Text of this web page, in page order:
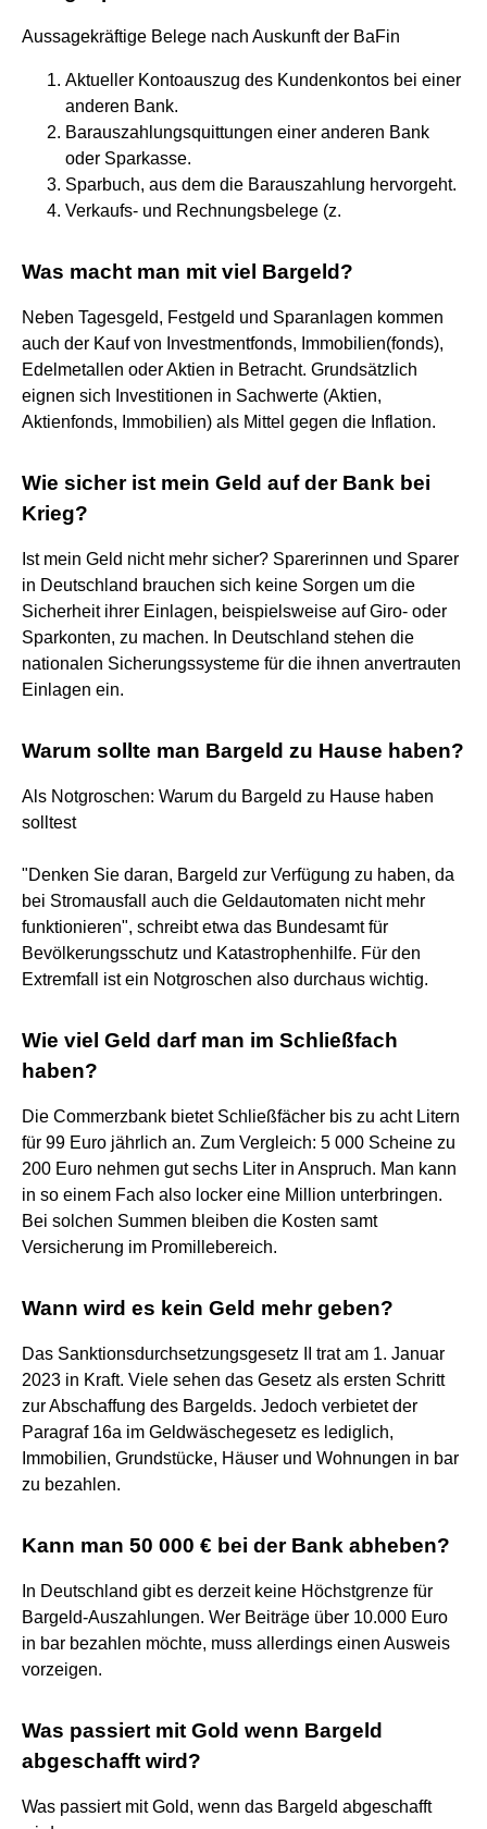
Aussagekräftige Belege nach Auskunft der BaFin
Aktueller Kontoauszug des Kundenkontos bei einer
anderen Bank.
Barauszahlungsquittungen einer anderen Bank
oder Sparkasse.
Sparbuch, aus dem die Barauszahlung hervorgeht.
Verkaufs- und Rechnungsbelege (z.
Was macht man mit viel Bargeld?
Neben Tagesgeld, Festgeld und Sparanlagen kommen
auch der Kauf von Investmentfonds, Immobilien(fonds),
Edelmetallen oder Aktien in Betracht. Grundsätzlich
eignen sich Investitionen in Sachwerte (Aktien,
Aktienfonds, Immobilien) als Mittel gegen die Inflation.
Wie sicher ist mein Geld auf der Bank bei
Krieg?
Ist mein Geld nicht mehr sicher? Sparerinnen und Sparer
in Deutschland brauchen sich keine Sorgen um die
Sicherheit ihrer Einlagen, beispielsweise auf Giro- oder
Sparkonten, zu machen. In Deutschland stehen die
nationalen Sicherungssysteme für die ihnen anvertrauten
Einlagen ein.
Warum sollte man Bargeld zu Hause haben?
Als Notgroschen: Warum du Bargeld zu Hause haben
solltest
"Denken Sie daran, Bargeld zur Verfügung zu haben, da
bei Stromausfall auch die Geldautomaten nicht mehr
funktionieren", schreibt etwa das Bundesamt für
Bevölkerungsschutz und Katastrophenhilfe. Für den
Extremfall ist ein Notgroschen also durchaus wichtig.
Wie viel Geld darf man im Schließfach
haben?
Die Commerzbank bietet Schließfächer bis zu acht Litern
für 99 Euro jährlich an. Zum Vergleich: 5 000 Scheine zu
200 Euro nehmen gut sechs Liter in Anspruch. Man kann
in so einem Fach also locker eine Million unterbringen.
Bei solchen Summen bleiben die Kosten samt
Versicherung im Promillebereich.
Wann wird es kein Geld mehr geben?
Das Sanktionsdurchsetzungsgesetz II trat am 1. Januar
2023 in Kraft. Viele sehen das Gesetz als ersten Schritt
zur Abschaffung des Bargelds. Jedoch verbietet der
Paragraf 16a im Geldwäschegesetz es lediglich,
Immobilien, Grundstücke, Häuser und Wohnungen in bar
zu bezahlen.
Kann man 50 000 € bei der Bank abheben?
In Deutschland gibt es derzeit keine Höchstgrenze für
Bargeld-Auszahlungen. Wer Beiträge über 10.000 Euro
in bar bezahlen möchte, muss allerdings einen Ausweis
vorzeigen.
Was passiert mit Gold wenn Bargeld
abgeschafft wird?
Was passiert mit Gold, wenn das Bargeld abgeschafft